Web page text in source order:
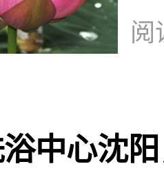
阅
中心沈